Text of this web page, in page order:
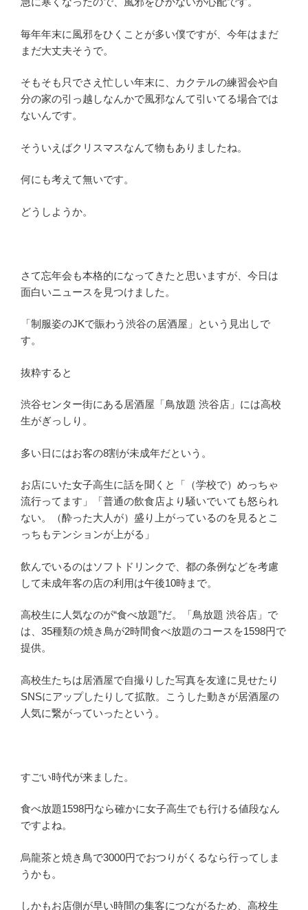
毎年年末に風邪をひくことが多い僕ですが、今年はまだ
まだ大丈夫そうで。
そもそも只でさえ忙しい年末に、カクテルの練習会や自
分の家の引っ越しなんかで風邪なんて引いてる場合では
ないんです。
そういえばクリスマスなんて物もありましたね。
何にも考えて無いです。
どうしようか。
さて忘年会も本格的になってきたと思いますが、今日は
面白いニュースを見つけました。
「制服姿のJKで賑わう渋谷の居酒屋」という見出しで
す。
抜粋すると
渋谷センター街にある居酒屋「鳥放題 渋谷店」には高校
生がぎっしり。
多い日にはお客の8割が未成年だという。
お店にいた女子高生に話を聞くと「（学校で）めっちゃ
流行ってます」「普通の飲食店より騒いでいても怒られ
ない。（酔った大人が）盛り上がっているのを見るとこ
っちもテンションが上がる」
飲んでいるのはソフトドリンクで、都の条例などを考慮
して未成年客の店の利用は午後10時まで。
高校生に人気なのが“食べ放題”だ。「鳥放題 渋谷店」で
は、35種類の焼き鳥が2時間食べ放題のコースを1598円で
提供。
高校生たちは居酒屋で自撮りした写真を友達に見せたり
SNSにアップしたりして拡散。こうした動きが居酒屋の
人気に繋がっていったという。
すごい時代が来ました。
食べ放題1598円なら確かに女子高生でも行ける値段なん
ですよね。
烏龍茶と焼き鳥で3000円でおつりがくるなら行ってしま
うかも。
しかもお店側が早い時間の集客につながるため、高校生